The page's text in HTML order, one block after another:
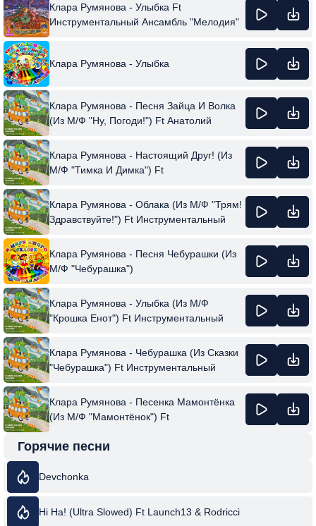
Клара Румянова - Улыбка Ft
Инструментальный Ансамбль "Мелодия"
Клара Румянова - Улыбка
Клара Румянова - Песня Зайца И Волка
(Из М/Ф "Ну, Погоди!") Ft Анатолий
"Мелодия"
Клара Румянова - Настоящий Друг! (Из
М/Ф "Тимка И Димка") Ft
Клара Румянова - Облака (Из М/Ф "Трям!
Здравствуйте!") Ft Инструментальный
Клара Румянова - Песня Чебурашки (Из
М/Ф "Чебурашка")
Клара Румянова - Улыбка (Из М/Ф
"Крошка Енот") Ft Инструментальный
Клара Румянова - Чебурашка (Из Сказки
"Чебурашка") Ft Инструментальный
Клара Румянова - Песенка Мамонтёнка
(Из М/Ф "Мамонтёнок") Ft
Горячие песни
Devchonka
Hi Ha! (Ultra Slowed) Ft Launch13 & Rodricci